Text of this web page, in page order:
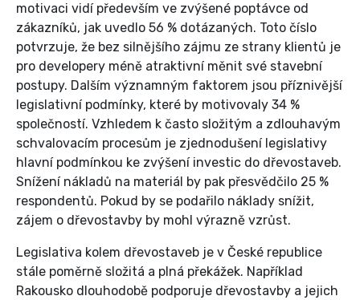
motivaci vidí především ve zvýšené poptávce od
zákazníků, jak uvedlo 56 % dotázaných. Toto číslo
potvrzuje, že bez silnějšího zájmu ze strany klientů je
pro developery méně atraktivní měnit své stavební
postupy. Dalším významným faktorem jsou příznivější
legislativní podmínky, které by motivovaly 34 %
společností. Vzhledem k často složitým a zdlouhavým
schvalovacím procesům je zjednodušení legislativy
hlavní podmínkou ke zvýšení investic do dřevostaveb.
Snížení nákladů na materiál by pak přesvědčilo 25 %
respondentů. Pokud by se podařilo náklady snížit,
zájem o dřevostavby by mohl výrazně vzrůst.
Legislativa kolem dřevostaveb je v České republice
stále poměrně složitá a plná překážek. Například
Rakousko dlouhodobě podporuje dřevostavby a jejich